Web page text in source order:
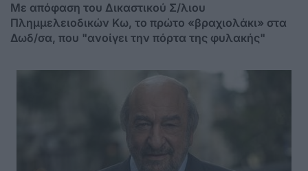
Mε απόφαση του Δικαστικού Σ/λιου
Πλημμελειοδικών Κω, το πρώτο «βραχιολάκι» στα
Δωδ/σα, που "ανοίγει την πόρτα της φυλακής"